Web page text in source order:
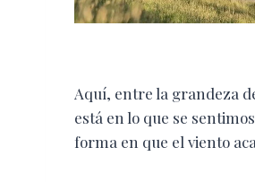
Aquí, entre la grandeza
está en lo que se
forma en que el viento